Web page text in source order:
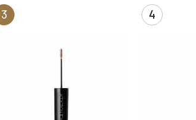
3 4